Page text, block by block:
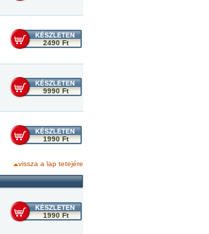
2490 Ft
9990 Ft
1990 Ft
vissza a lap tetejére
1990 Ft